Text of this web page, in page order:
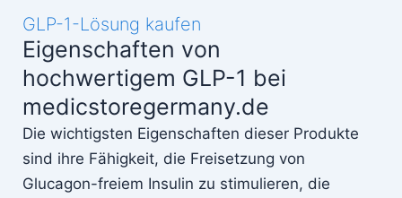
GLP-1-Lösung kaufen
Eigenschaften von
hochwertigem GLP-1 bei
medicstoregermany.de
Die wichtigsten Eigenschaften dieser Produkte
sind ihre Fähigkeit, die Freisetzung von
Glucagon-freiem Insulin zu stimulieren, die